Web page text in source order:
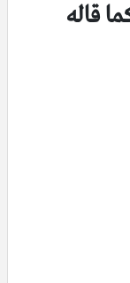
قاله